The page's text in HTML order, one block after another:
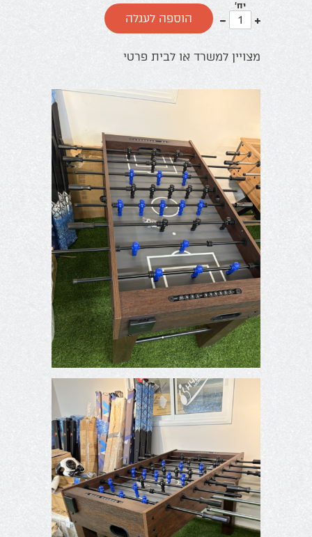
יח'
עוד
אחד
פחות
אחד
הוספה לעגלה
מצויין למשרד או לבית פרטי